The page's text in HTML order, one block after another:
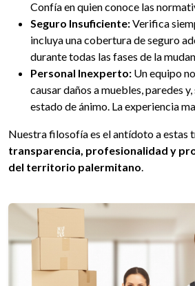
Confía en quien conoce las
Seguro Insuficiente:Verifica
incluya una cobertura de seguro
durante todas las fases de la
Personal Inexperto: Un equipo
causar daños a muebles, paredes
estado de ánimo. La experiencia
Nuestra filosofía es el antídoto a estas
transparencia, profesionalidad y
del territorio palermitano